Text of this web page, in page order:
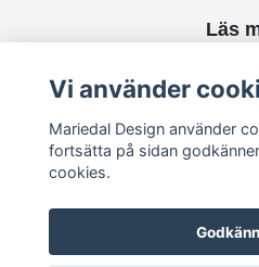
Läs
Sociala
Vi använder
Mariedal Design använder
fortsätta på sidan
cookies.